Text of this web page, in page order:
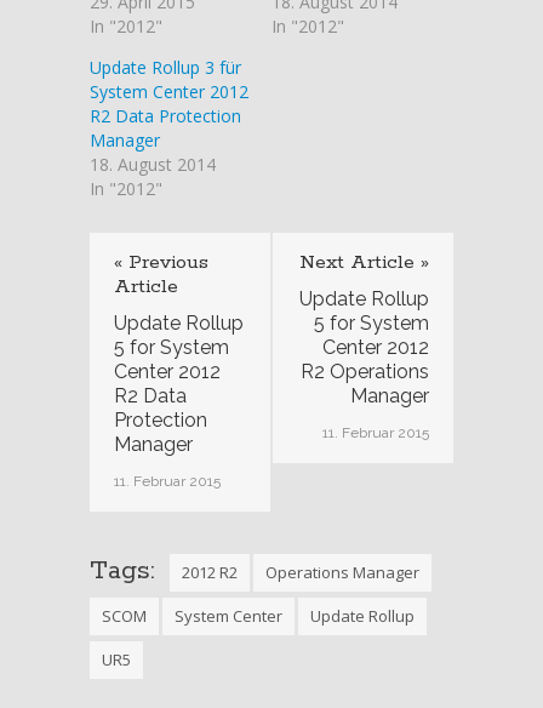
In "2012"
In "2012"
Update Rollup 3 für
System Center 2012
R2 Data Protection
Manager
18. August 2014
In "2012"
« Previous
Article
Update Rollup
5 for System
Center 2012
R2 Data
Protection
Manager
11. Februar 2015
Next Article »
Update Rollup
5 for System
Center 2012
R2 Operations
Manager
11. Februar 2015
Tags: 2012 R2
Operations Manager
SCOM
System Center
Update Rollup
UR5